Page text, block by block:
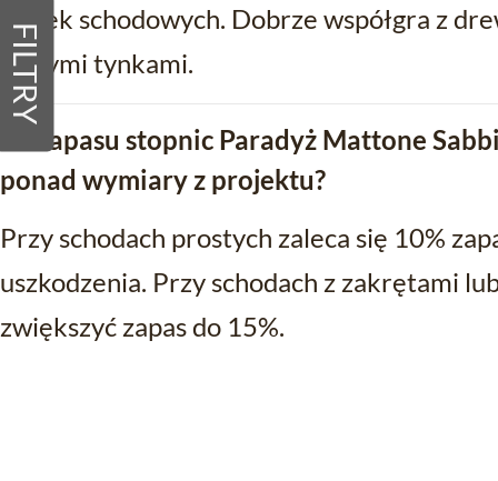
FILTRY
klatek schodowych. Dobrze współgra z
jasnymi tynkami.
Ile zapasu stopnic Paradyż Mattone
ponad wymiary z projektu?
Przy schodach prostych zaleca się 10%
uszkodzenia. Przy schodach z zakrętami
zwiększyć zapas do 15%.